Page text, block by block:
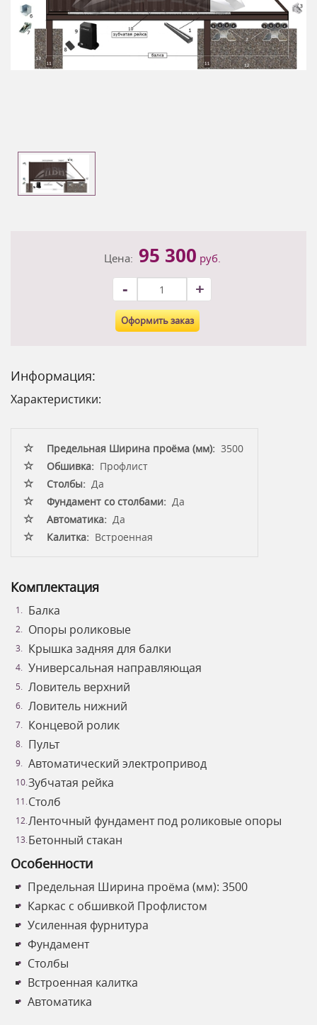
Цена: 95 300 руб.
- +
Оформить заказ
Информация:
Характеристики:
Предельная Ширина проёма (мм): 3500
Обшивка: Профлист
Столбы: Да
Фундамент со столбами: Да
Автоматика: Да
Калитка: Встроенная
Комплектация
Балка
Опоры роликовые
Крышка задняя для балки
Универсальная направляющая
Ловитель верхний
Ловитель нижний
Концевой ролик
Пульт
Автоматический электропривод
Зубчатая рейка
Столб
Ленточный фундамент под роликовые опоры
Бетонный стакан
Особенности
Предельная Ширина проёма (мм): 3500
Каркас с обшивкой Профлистом
Усиленная фурнитура
Фундамент
Столбы
Встроенная калитка
Автоматика